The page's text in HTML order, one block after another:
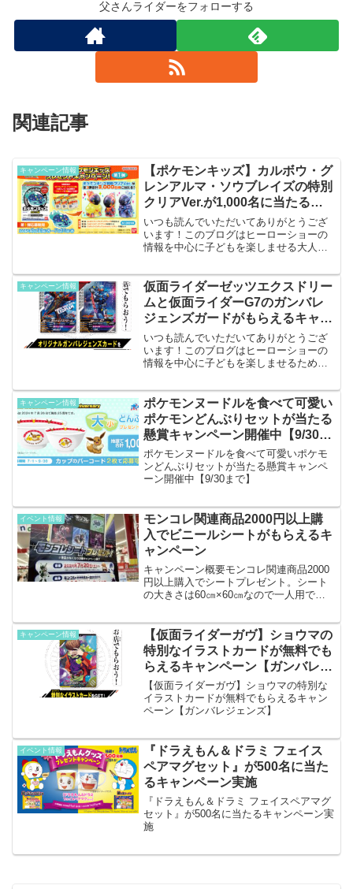
を発信しています。キャンペーン概要公式HP高いからあんま
り自販機でジュース買いたくないけど、コナンのグッズが当た
るなら買ってみよ…
tousanrider.com
父さんライダーをフォローする
関連記事
キャンペーン情報
【ポケモンキッズ】カルボウ・グ
レンアルマ・ソウブレイズの特別
クリアVer.が1,000名に当たるキ
ャンペーンが5/26から開始
いつも読んでいただいてありがとうござ
います！このブログはヒーローショーの
情報を中心に子どもを楽しませる大人の
ーン概要かわいいポケモンの指人形シリ
ーズスーパーの食玩コーナーで買えま
す。中身が分かっているので...
キャンペーン情報
仮面ライダーゼッツエクスドリー
ムと仮面ライダーG7のガンバレ
ジェンズガードがもらえるキャン
ペーン
いつも読んでいただいてありがとうござ
います！このブログはヒーローショーの
情報を中心に子どもを楽しませるための
要第1弾のゼッツエクスドリームのカード
がもらえるのは5/28から、G7がもらえる
のは6/12から...
キャンペーン情報
ポケモンヌードルを食べて可愛い
ポケモンどんぶりセットが当たる
懸賞キャンペーン開催中【9/30ま
で】
ポケモンヌードルを食べて可愛いポケモ
ンどんぶりセットが当たる懸賞キャンペ
ーン開催中【9/30まで】
イベント情報
モンコレ関連商品2000円以上購
入でビニールシートがもらえるキ
ャンペーン
キャンペーン概要モンコレ関連商品2000
円以上購入でシートプレゼント。シート
の大きさは60㎝×60㎝なので一人用です
ょう。景品がなくなり次第終了なのでほ
しい方はお早めに。モンコレ売り場に↑の
ポスターが貼っ...
キャンペーン情報
【仮面ライダーガヴ】ショウマの
特別なイラストカードが無料でも
らえるキャンペーン【ガンバレジ
ェンズ】
【仮面ライダーガヴ】ショウマの特別な
イラストカードが無料でもらえるキャン
ペーン【ガンバレジェンズ】
イベント情報
『ドラえもん＆ドラミ フェイス
ペアマグセット』が500名に当た
るキャンペーン実施
『ドラえもん＆ドラミ フェイスペアマグ
セット』が500名に当たるキャンペーン実
施